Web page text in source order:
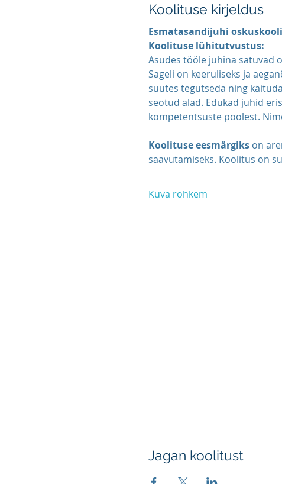
Koolituse kirjeldus
Esmatasandijuhi
Koolituse lühitutvustus:
Asudes tööle juhina satuvad
Sageli on keeruliseks ja
suutes tegutseda ning
seotud alad. Edukad juhid
kompetentsuste poolest.
Koolituse eesmärgiks on
saavutamiseks. Koolitus on
Kuva rohkem
Jagan koolitust